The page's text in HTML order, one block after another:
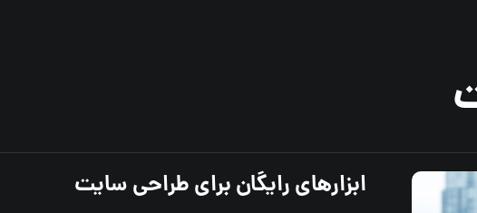
ابزارهای رایگان برای طراحی سایت